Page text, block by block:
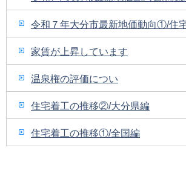
令和７年大分市最新地価動向①/住
家賃が上昇しています
温泉権の評価につい
住宅着工の推移②/大分県編
住宅着工の推移①/全国編